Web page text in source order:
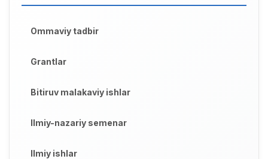
Ommaviy tadbir
Grantlar
Bitiruv malakaviy ishlar
Ilmiy-nazariy semenar
Ilmiy ishlar